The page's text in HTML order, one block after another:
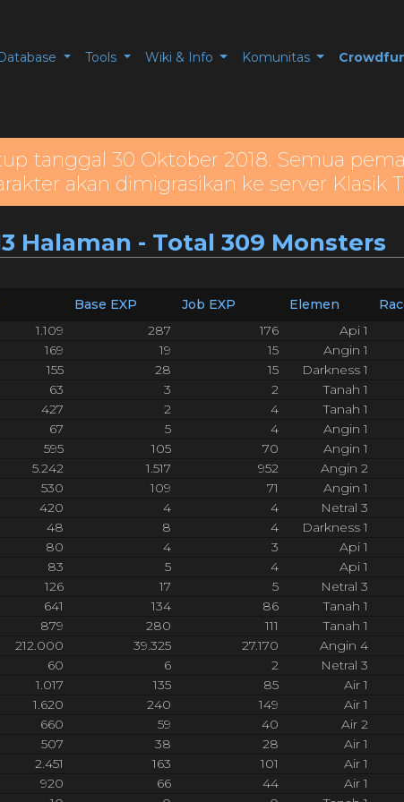
Tools Wiki & Info Komunitas
tanggal 30 Oktober 2018. Semua
akan dimigrasikan ke server Klasik
Halaman - Total 309 Monsters
Base EXP Job EXP Elemen
1.109 287 176 Api 1
169 19 15 Angin 1
155 28 15 Darkness 1
63 3 2 Tanah 1
427 2 4 Tanah 1
67 5 4 Angin 1
595 105 70 Angin 1
5.242 1.517 952 Angin 2
530 109 71 Angin 1
420 4 4 Netral 3
48 8 4 Darkness 1
80 4 3 Api 1
83 5 4 Api 1
126 17 5 Netral 3
641 134 86 Tanah 1
879 280 111 Tanah 1
212.000 39.325 27.170 Angin 4
60 6 2 Netral 3
1.017 135 85 Air 1
1.620 240 149 Air 1
660 59 40 Air 2
507 38 28 Air 1
2.451 163 101 Air 1
920 66 44 Air 1